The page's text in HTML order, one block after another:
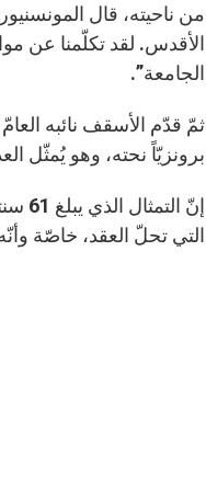
من ناحيته، قال
الأقدس. لقد تكلّمنا عن
الجامعة”.
ثمّ قدّم الأسقف نائبه العامّ
برونزيّاً نحته، وهو يُمثّل
التي تحلّ العقد، خاصّة